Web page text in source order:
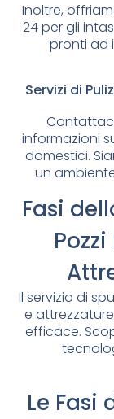
Inoltre,
24 per gli
pronti ad
Servizi di
informazioni
domestici.
un
Fasi
Il servizio di
e
efficace.
Le Fasi